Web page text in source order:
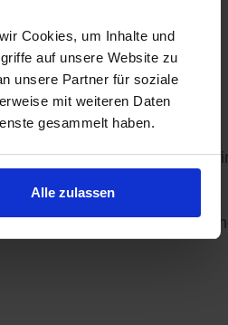
Cookies, um Inhalte und
auf unsere Website zu
unsere Partner für soziale
mit weiteren Daten
gesammelt haben.
Alle zulassen
Wünsche abgestimmt.
- 3 Angebote sind für Sie
Webseite, in unseren Apps